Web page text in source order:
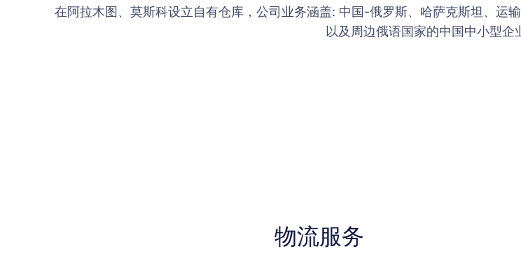
在阿拉木图、莫斯科设立自有仓库，公司业务涵盖: 中国-俄罗斯、哈萨克斯坦、运
以及周边俄语国家的中国中小型企
物流服务